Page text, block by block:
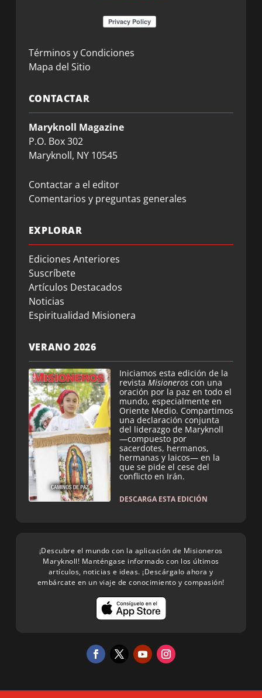
Términos y Condiciones
Mapa del Sitio
CONTACTAR
Maryknoll Magazine
P.O. Box 302
Maryknoll, NY 10545
Contactar a el editor
Comentarios y preguntas generales
EXPLORAR
Ediciones Anteriores
Suscríbete
Artículos Destacados
Noticias
Espiritualidad Misionera
VERANO 2026
Iniciamos esta edición de la
revista Misioneros con una
oración por la paz en todo el
mundo, especialmente en
Oriente Medio. Compartimos
una declaración conjunta
del liderazgo de Maryknoll
—compuesto por
sacerdotes, hermanos,
hermanas y laicos— en la
que se pide el cese del
conflicto en Irán.
DESCARGA ESTA EDICIÓN
¡Descubre el mundo con la aplicación de Misioneros
Maryknoll! Manténgase informado con los últimos
artículos, noticias e ideas. ¡Descárgalo ahora y
embárcate en un viaje de conocimiento y compasión!